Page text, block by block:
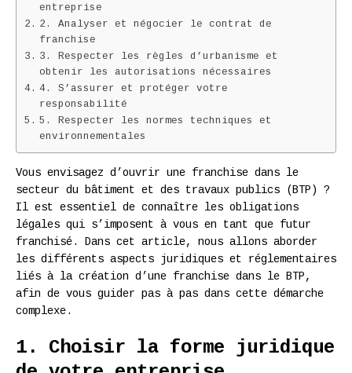
entreprise
2. Analyser et négocier le contrat de
franchise
3. Respecter les règles d’urbanisme et
obtenir les autorisations nécessaires
4. S’assurer et protéger votre
responsabilité
5. Respecter les normes techniques et
environnementales
Vous envisagez d’ouvrir une franchise dans le
secteur du bâtiment et des travaux publics (BTP) ?
Il est essentiel de connaître les obligations
légales qui s’imposent à vous en tant que futur
franchisé. Dans cet article, nous allons aborder
les différents aspects juridiques et réglementaires
liés à la création d’une franchise dans le BTP,
afin de vous guider pas à pas dans cette démarche
complexe.
1. Choisir la forme juridique